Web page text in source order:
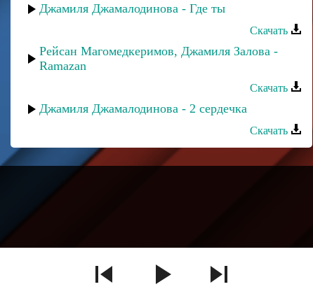
Джамиля Джамалодинова - Где ты
Скачать
Рейсан Магомедкеримов, Джамиля Залова -
Ramazan
Скачать
Джамиля Джамалодинова - 2 сердечка
Скачать